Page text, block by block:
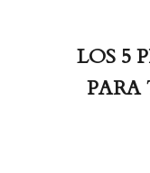
LOS 5
PARA